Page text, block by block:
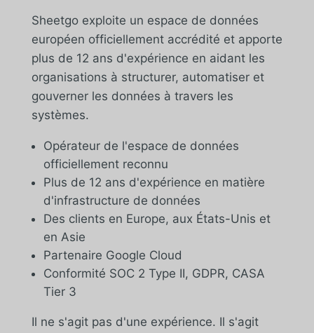
Sheetgo exploite un espace de données
européen officiellement accrédité et apporte
plus de 12 ans d'expérience en aidant les
organisations à structurer, automatiser et
gouverner les données à travers les
systèmes.
Opérateur de l'espace de données
officiellement reconnu
Plus de 12 ans d'expérience en matière
d'infrastructure de données
Des clients en Europe, aux États-Unis et
en Asie
Partenaire Google Cloud
Conformité SOC 2 Type II, GDPR, CASA
Tier 3
Il ne s'agit pas d'une expérience. Il s'agit